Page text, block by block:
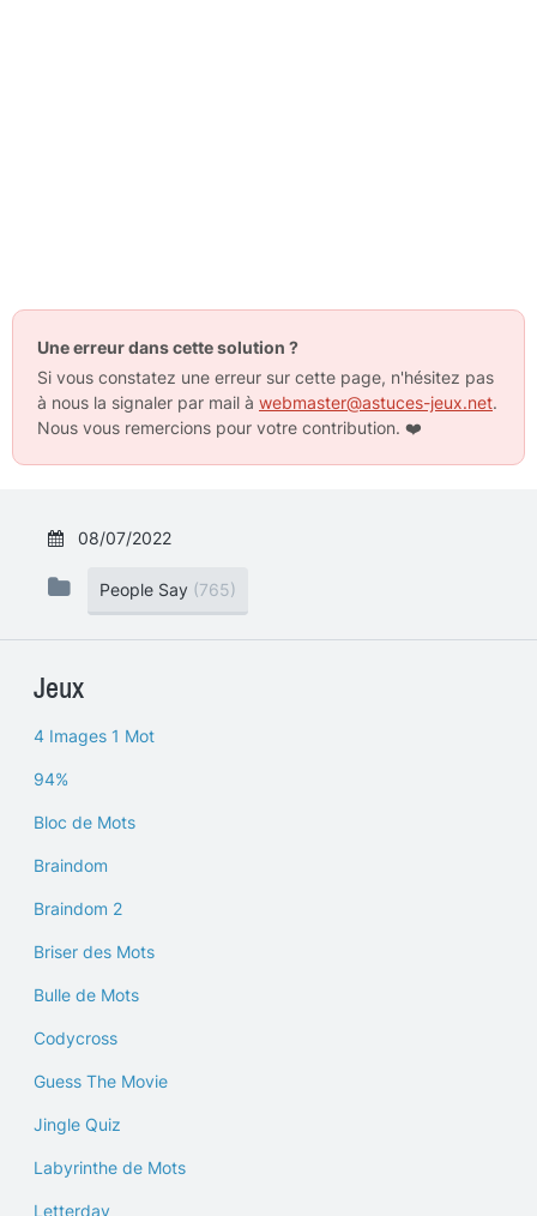
Une erreur dans cette solution ?
Si vous constatez une erreur sur cette page, n'hésitez pas
à nous la signaler par mail à webmaster@astuces-jeux.net.
Nous vous remercions pour votre contribution. ❤️
08/07/2022
People Say (765)
Jeux
4 Images 1 Mot
94%
Bloc de Mots
Braindom
Braindom 2
Briser des Mots
Bulle de Mots
Codycross
Guess The Movie
Jingle Quiz
Labyrinthe de Mots
Letterday